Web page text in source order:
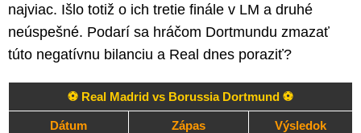
najviac. Išlo totiž o ich tretie finále v LM a druhé
neúspešné. Podarí sa hráčom Dortmundu zmazať
túto negatívnu bilanciu a Real dnes poraziť?
⚽ Real Madrid vs Borussia Dortmund ⚽
Dátum Zápas Výsledok